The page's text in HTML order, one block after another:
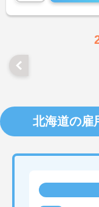
北海道の雇